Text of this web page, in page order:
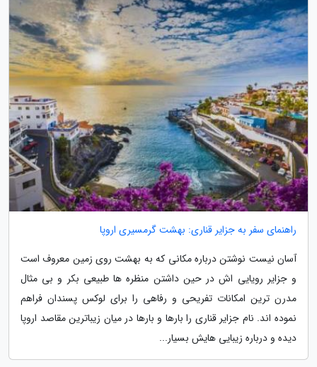
راهنمای سفر به جزایر قناری: بهشت گرمسیری اروپا
آسان نیست نوشتن درباره مکانی که به بهشت روی زمین معروف است
و جزایر رویایی اش در حین داشتن منظره ها طبیعی بکر و بی مثال
مدرن ترین امکانات تفریحی و رفاهی را برای لوکس پسندان فراهم
نموده اند. نام جزایر قناری را بارها و بارها در میان زیباترین مقاصد اروپا
دیده و درباره زیبایی هایش بسیار...